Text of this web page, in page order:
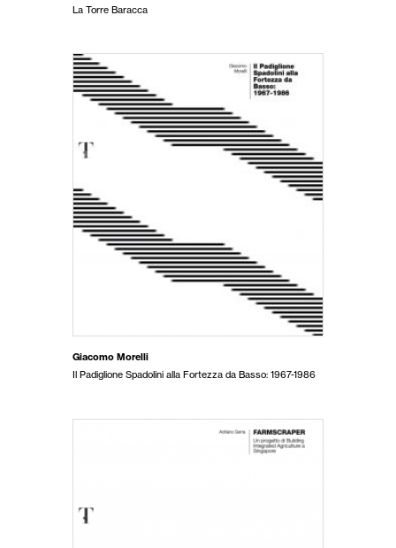
La Torre Baracca
Giacomo Morelli
Il Padiglione Spadolini alla Fortezza da Basso: 1967-1986